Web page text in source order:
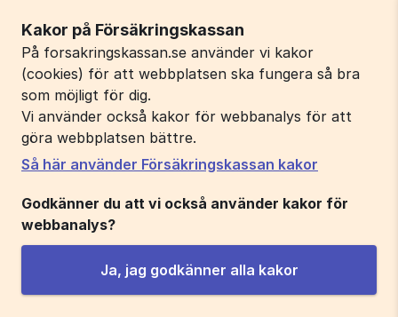
Kakor på Försäkringskassan
På forsakringskassan.se använder vi kakor
(cookies) för att webbplatsen ska fungera så bra
som möjligt för dig.
Vi använder också kakor för webbanalys för att
göra webbplatsen bättre.
Så här använder Försäkringskassan kakor
Godkänner du att vi också använder kakor för
webbanalys?
Ja, jag godkänner alla kakor